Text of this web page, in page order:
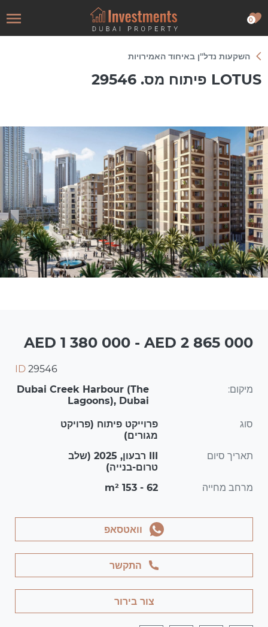
0
השקעות נדל"ן באיחוד האמירויות
LOTUS פיתוח מס. 29546
AED 1 380 000 - AED 2 865 000
ID 29546
מיקום:
Dubai Creek Harbour (The
Lagoons), Dubai
סוג
פרוייקט פיתוח (פרויקט
מגורים)
תאריך סיום
III רבעון, 2025 (שלב
טרום-בנייה)
מרחב מחייה
62 - 153 m²
התקשר
וואטסאפ
צור בירור